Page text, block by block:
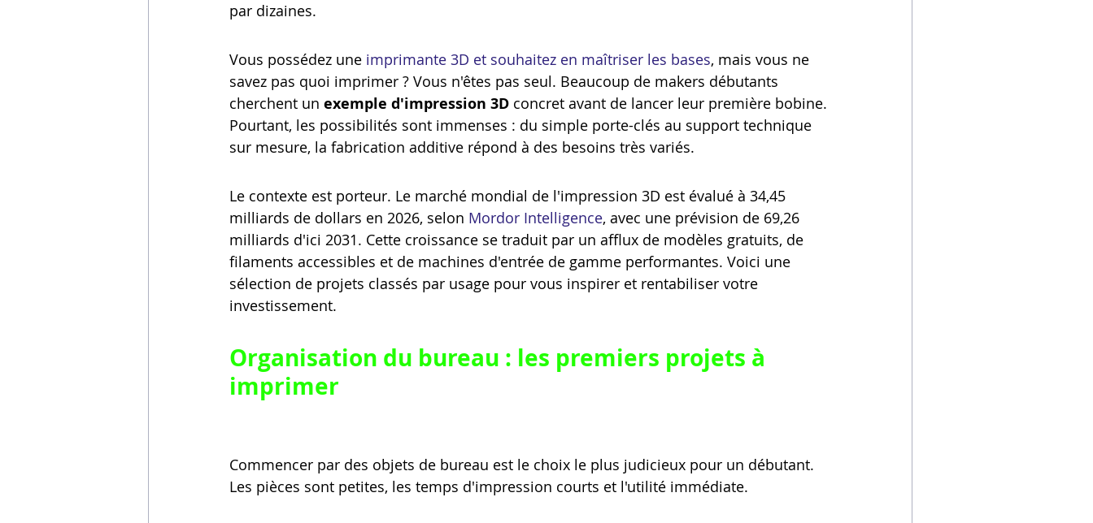
par dizaines.
Vous possédez une imprimante 3D et souhaitez en maîtriser les bases, mais vous ne
savez pas quoi imprimer ? Vous n'êtes pas seul. Beaucoup de makers débutants
cherchent un exemple d'impression 3D concret avant de lancer leur première bobine.
Pourtant, les possibilités sont immenses : du simple porte-clés au support technique
sur mesure, la fabrication additive répond à des besoins très variés.
Le contexte est porteur. Le marché mondial de l'impression 3D est évalué à 34,45
milliards de dollars en 2026, selon Mordor Intelligence, avec une prévision de 69,26
milliards d'ici 2031. Cette croissance se traduit par un afflux de modèles gratuits, de
filaments accessibles et de machines d'entrée de gamme performantes. Voici une
sélection de projets classés par usage pour vous inspirer et rentabiliser votre
investissement.
Organisation du bureau : les premiers projets à
imprimer
Commencer par des objets de bureau est le choix le plus judicieux pour un débutant.
Les pièces sont petites, les temps d'impression courts et l'utilité immédiate.